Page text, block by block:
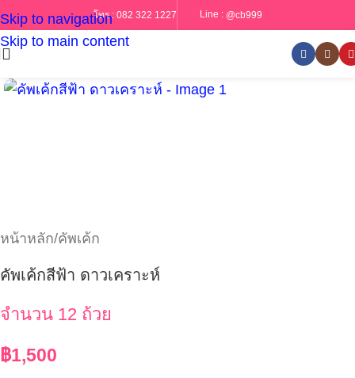
Skip to navigation
Skip to main content
โทร : 082 322 1227 Line : @cb999
หน้าหลัก/คัพเค้ก
คัพเค้กสีฟ้า ดาวเคราะห์
จำนวน 12 ถ้วย
฿1,500